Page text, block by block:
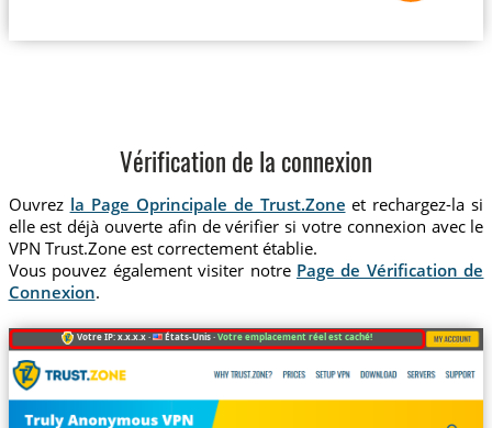
Vérification de la connexion
Ouvrez la Page Oprincipale de Trust.Zone et rechargez-la si
elle est déjà ouverte afin de vérifier si votre connexion avec le
VPN Trust.Zone est correctement établie.
Vous pouvez également visiter notre Page de Vérification de
Connexion.
Votre IP: x.x.x.x · États-Unis ·Votre emplacement réel est caché!